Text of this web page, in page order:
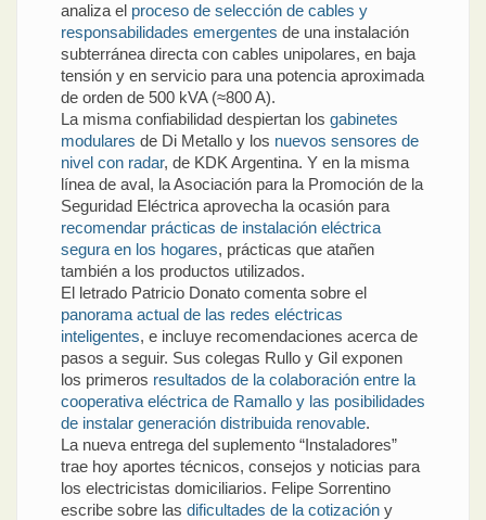
analiza el proceso de selección de cables y
responsabilidades emergentes de una instalación
subterránea directa con cables unipolares, en baja
tensión y en servicio para una potencia aproximada
de orden de 500 kVA (≈800 A).
La misma confiabilidad despiertan los gabinetes
modulares de Di Metallo y los nuevos sensores de
nivel con radar, de KDK Argentina. Y en la misma
línea de aval, la Asociación para la Promoción de la
Seguridad Eléctrica aprovecha la ocasión para
recomendar prácticas de instalación eléctrica
segura en los hogares, prácticas que atañen
también a los productos utilizados.
El letrado Patricio Donato comenta sobre el
panorama actual de las redes eléctricas
inteligentes, e incluye recomendaciones acerca de
pasos a seguir. Sus colegas Rullo y Gil exponen
los primeros resultados de la colaboración entre la
cooperativa eléctrica de Ramallo y las posibilidades
de instalar generación distribuida renovable.
La nueva entrega del suplemento “Instaladores”
trae hoy aportes técnicos, consejos y noticias para
los electricistas domiciliarios. Felipe Sorrentino
escribe sobre las dificultades de la cotización y